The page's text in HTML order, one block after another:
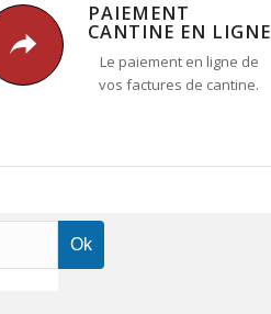
PAIEMENT
CANTINE EN LIGNE
Le paiement en ligne de
vos factures de cantine.